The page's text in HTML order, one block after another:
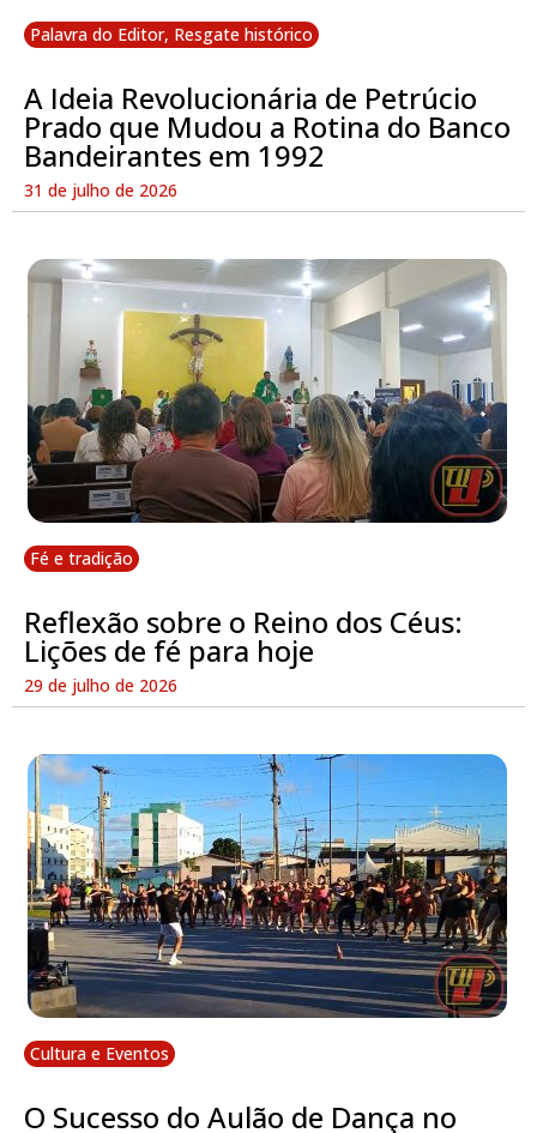
Palavra do Editor, Resgate histórico
A Ideia Revolucionária de Petrúcio
Prado que Mudou a Rotina do Banco
Bandeirantes em 1992
31 de julho de 2026
Fé e tradição
Reflexão sobre o Reino dos Céus:
Lições de fé para hoje
29 de julho de 2026
Cultura e Eventos
O Sucesso do Aulão de Dança no